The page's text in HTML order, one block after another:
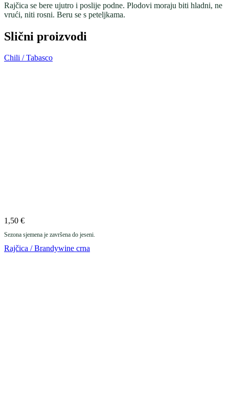
Rajčica se bere ujutro i poslije podne. Plodovi moraju biti hladni, ne
vrući, niti rosni. Beru se s peteljkama.
Slični proizvodi
Chili / Tabasco
1,50 €
Sezona sjemena je završena do jeseni.
Rajčica / Brandywine crna